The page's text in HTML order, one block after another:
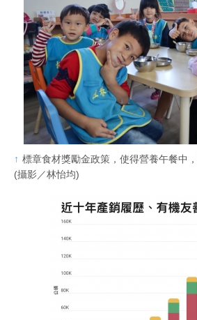
標章食材獎勵金政策，使得營養午餐中
(攝影／林怡均)